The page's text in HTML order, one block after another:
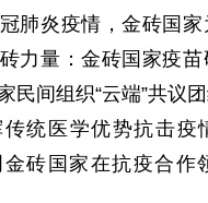
炎疫情，金砖国家
力量：金砖国家疫
民间组织“云端”共议
传统医学优势抗击
砖国家在抗疫合作